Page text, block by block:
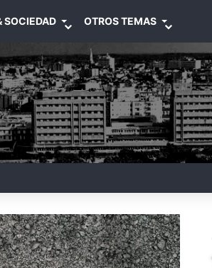
SOCIEDAD OTROS TEMAS